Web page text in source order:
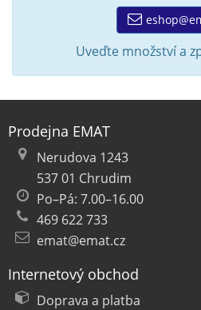
Uveďte množství a
Prodejna EMAT
Nerudova 1243
537 01 Chrudim
Po–Pá: 7.00–16.00
469 622 733
emat@emat.cz
Internetový obchod
Doprava a platba